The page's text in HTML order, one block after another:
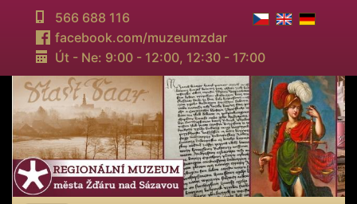
566 688 116
facebook.com/muzeumzdar
Út - Ne: 9:00 - 12:00, 12:30 - 17:00